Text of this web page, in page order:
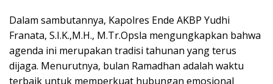
​Dalam sambutannya, Kapolres Ende AKBP Yudhi
Franata, S.I.K.,M.H., M.Tr.Opsla mengungkapkan bahwa
agenda ini merupakan tradisi tahunan yang terus
dijaga. Menurutnya, bulan Ramadhan adalah waktu
terbaik untuk memperkuat hubungan emosional